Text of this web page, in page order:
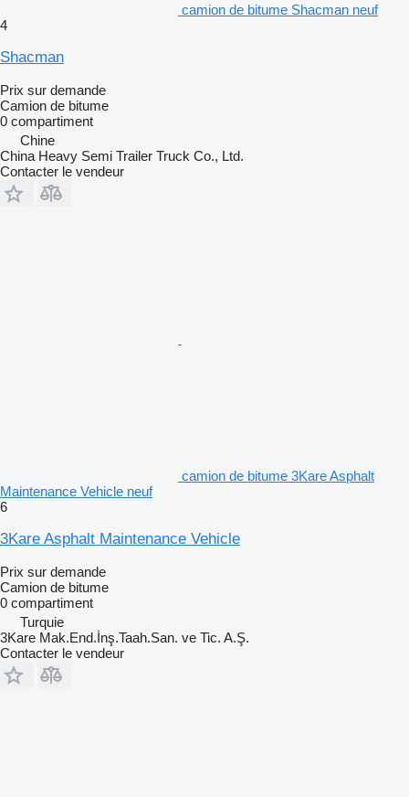
camion de bitume Shacman neuf
4
Shacman
Prix sur demande
Camion de bitume
0 compartiment
Chine
China Heavy Semi Trailer Truck Co., Ltd.
Contacter le vendeur
camion de bitume 3Kare Asphalt
Maintenance Vehicle neuf
6
3Kare Asphalt Maintenance Vehicle
Prix sur demande
Camion de bitume
0 compartiment
Turquie
3Kare Mak.End.İnş.Taah.San. ve Tic. A.Ş.
Contacter le vendeur